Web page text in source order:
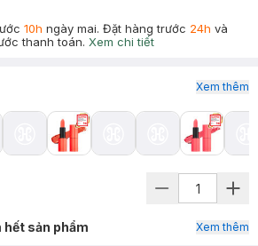
10h ngày mai. Đặt hàng trước 24h và
thanh toán. Xem chi tiết
Xem thêm
hết sản phẩm Xem thêm